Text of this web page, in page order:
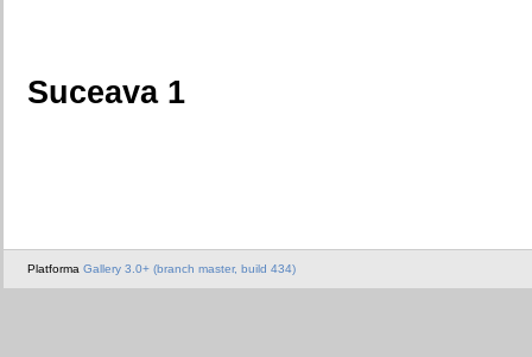
Suceava 1
Platforma Gallery 3.0+ (branch master, build 434)